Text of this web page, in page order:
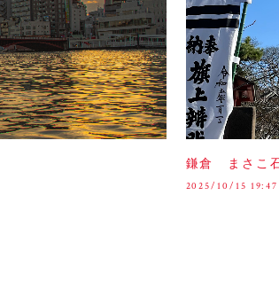
鎌倉 まさこ
2025/10/15 19:47